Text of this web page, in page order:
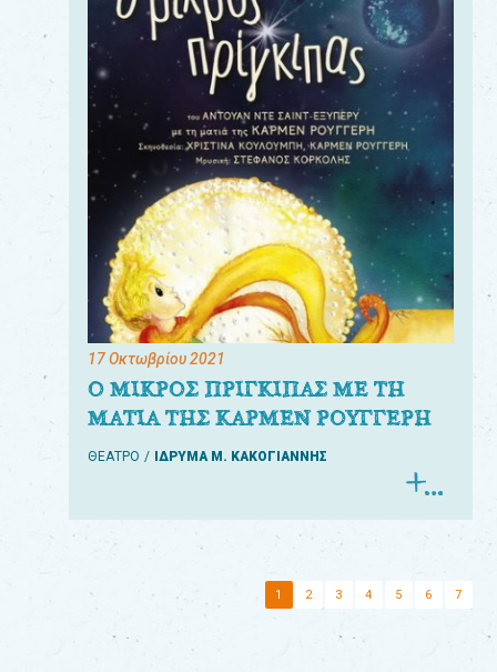
17 Οκτωβρίου 2021
Ο ΜΙΚΡΟΣ ΠΡΙΓΚΙΠΑΣ ΜΕ ΤΗ
ΜΑΤΙΑ ΤΗΣ ΚΑΡΜΕΝ ΡΟΥΓΓΕΡΗ
ΘΕΑΤΡΟ ΙΔΡΥΜΑ Μ. ΚΑΚΟΓΙΑΝΝΗΣ
1 2 3 4 5 6 7